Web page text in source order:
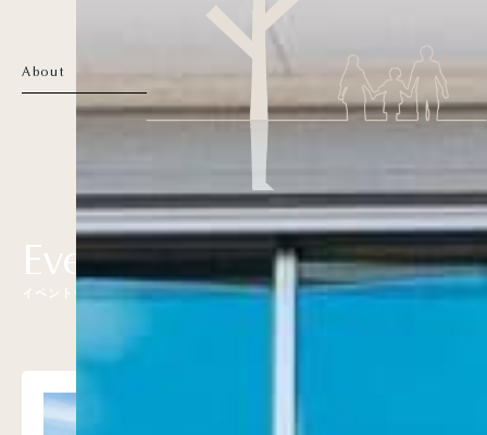
About
Event
イ ベ ン ト 情 報